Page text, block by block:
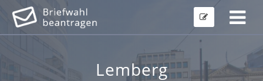
Lemberg